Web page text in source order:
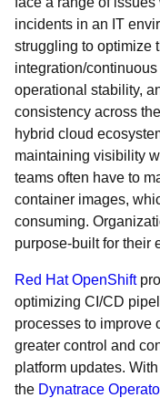
incidents in an IT
struggling to optimize
integration/
operational stability,
consistency across
hybrid cloud
maintaining visibility
teams often have to
container images,
consuming.
purpose-built for their
Red Hat OpenShift
optimizing CI/CD
processes to improve
greater control and
platform updates.
the Dynatrace